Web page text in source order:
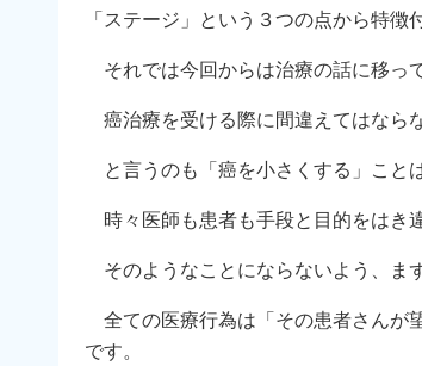
「ステージ」という３つの点から特徴
それでは今回からは治療の話に移っ
癌治療を受ける際に間違えてはなら
と言うのも「癌を小さくする」こと
時々医師も患者も手段と目的をはき
そのようなことにならないよう、ま
全ての医療行為は「その患者さんが
です。